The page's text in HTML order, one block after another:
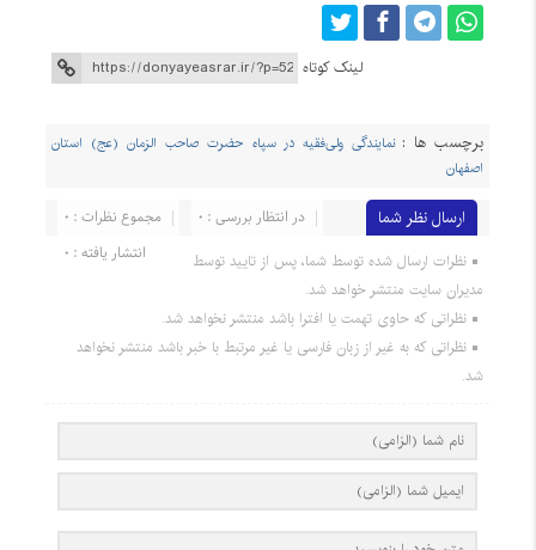
لینک کوتاه
برچسب ها : نمایندگی ولی‌فقیه در سپاه حضرت صاحب الزمان (عج) استان
اصفهان
ارسال نظر شما مجموع نظرات : 0
در انتظار بررسی : 0
انتشار یافته : 0
نظرات ارسال شده توسط شما، پس از تایید توسط
مدیران سایت منتشر خواهد شد.
نظراتی که حاوی تهمت یا افترا باشد منتشر نخواهد شد.
نظراتی که به غیر از زبان فارسی یا غیر مرتبط با خبر باشد منتشر نخواهد
شد.